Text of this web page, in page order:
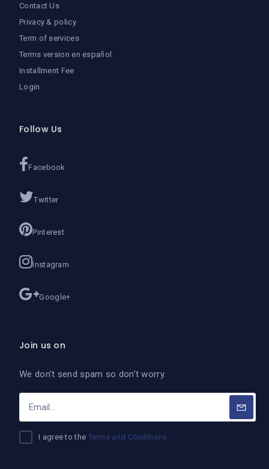
Contact Us
Privacy & policy
Term of services
Terms version en español
Installment Fee
Login
Follow Us
Facebook
Twitter
Pinterest
Instagram
Google+
Join us on
We don’t send spam so don’t worry.
I agree to the Terms and Conditions